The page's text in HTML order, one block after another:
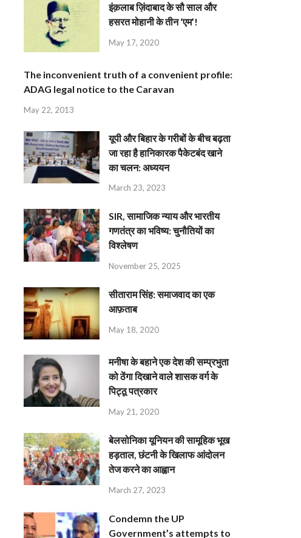
इंक़लाब ज़िंदाबाद के सौ साल और
हसरत मोहानी के तीन ‘एम’!
May 17, 2020
The inconvenient truth of a convenient profile:
ADAG legal notice to the Caravan
May 22, 2013
यूपी और बिहार के गरीबों के बीच बढ़ता
जा रहा है हानिकारक पैकेटबंद खाने
का चलन: अध्ययन
March 23, 2023
SIR, सामाजिक न्याय और भारतीय
गणतंत्र का भविष्य: चुनौतियों का
विश्लेषण
November 25, 2025
सीताराम सिंह: समाजवाद का एक
आफ़ताब
May 18, 2020
मनीषा के बहाने एक देश की सम्प्रभुता
को ठेंगा दिखाने वाले शासक वर्ग के
पिट्ठू पत्रकार
May 21, 2020
बेलसोनिका यूनियन की सामूहिक भूख
हड़ताल, छंटनी के खिलाफ आंदोलन
तेज करने का आह्वान
March 27, 2023
Condemn the UP
Government’s attempts to